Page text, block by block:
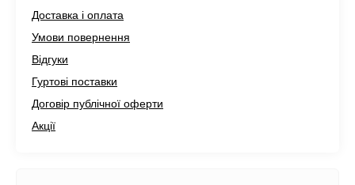
Доставка і оплата
Умови повернення
Відгуки
Гуртові поставки
Договір публічної оферти
Акції